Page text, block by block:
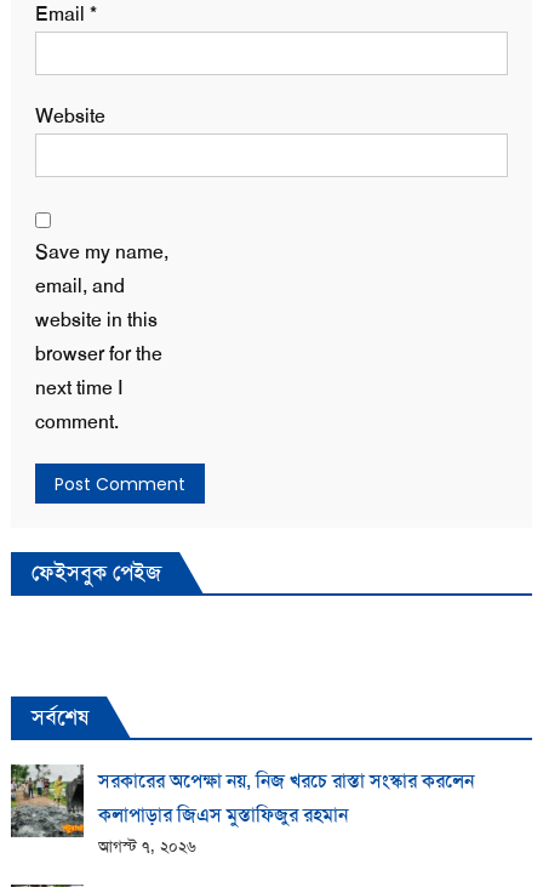
Email *
Website
Save my name,
email, and
website in this
browser for the
next time I
comment.
ফেইসবুক পেইজ
সর্বশেষ
সরকারের অপেক্ষা নয়, নিজ খরচে রাস্তা সংস্কার করলেন
কলাপাড়ার জিএস মুস্তাফিজুর রহমান
আগস্ট ৭, ২০২৬